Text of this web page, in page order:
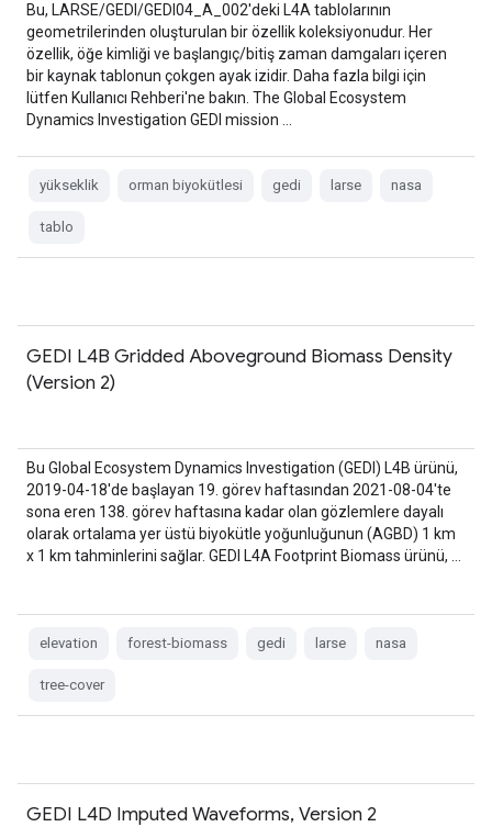
Bu, LARSE/GEDI/GEDI04_A_002'deki L4A tablolarının
geometrilerinden oluşturulan bir özellik koleksiyonudur. Her
özellik, öğe kimliği ve başlangıç/bitiş zaman damgaları içeren
bir kaynak tablonun çokgen ayak izidir. Daha fazla bilgi için
lütfen Kullanıcı Rehberi'ne bakın. The Global Ecosystem
Dynamics Investigation GEDI mission …
yükseklik orman biyokütlesi gedi larse nasa
tablo
GEDI L4B Gridded Aboveground Biomass Density
(Version 2)
Bu Global Ecosystem Dynamics Investigation (GEDI) L4B ürünü,
2019-04-18'de başlayan 19. görev haftasından 2021-08-04'te
sona eren 138. görev haftasına kadar olan gözlemlere dayalı
olarak ortalama yer üstü biyokütle yoğunluğunun (AGBD) 1 km
x 1 km tahminlerini sağlar. GEDI L4A Footprint Biomass ürünü, …
elevation forest-biomass gedi larse nasa
tree-cover
GEDI L4D Imputed Waveforms, Version 2